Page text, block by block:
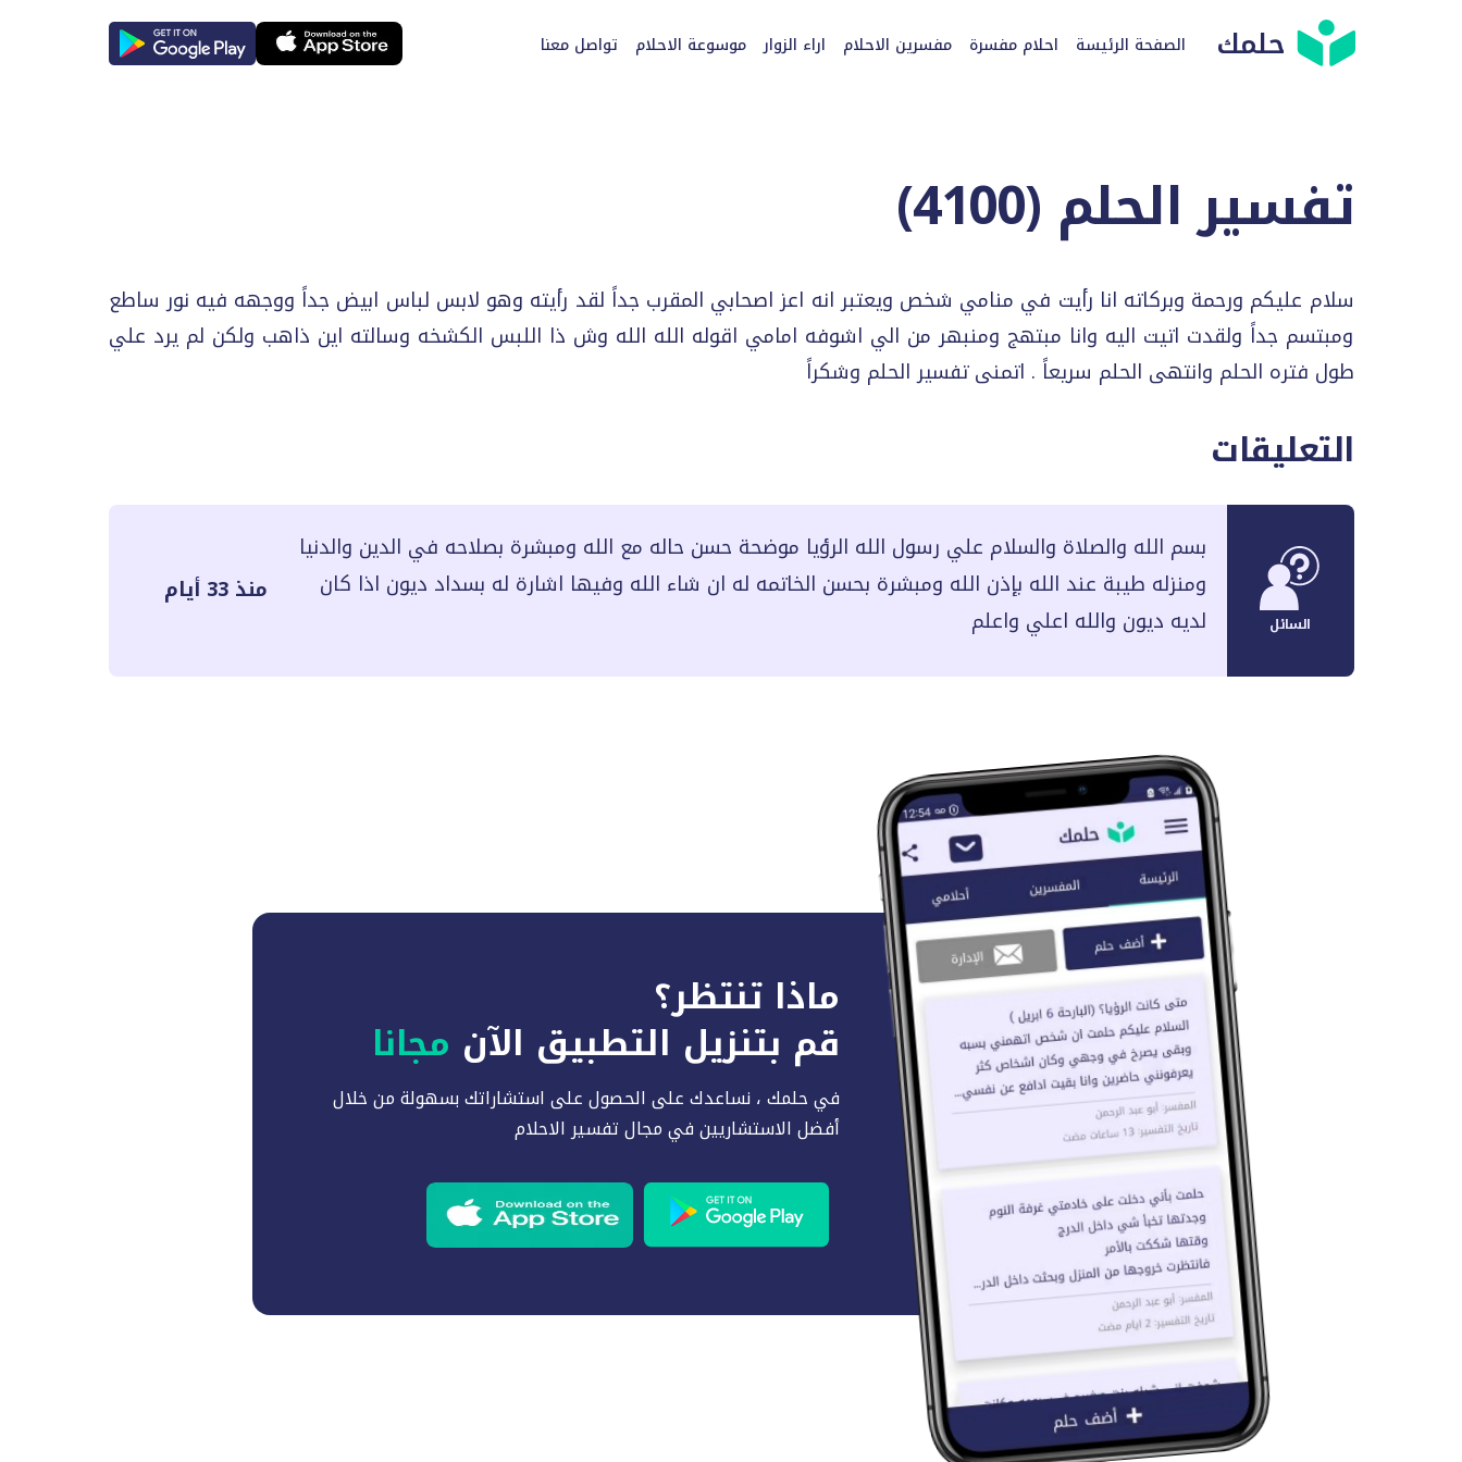
حلمك الصفحة الرئيسة احلام مفسرة مفسرين الاحلام اراء الزوار موسوعة الاحلام تواصل معنا
تفسير الحلم (4100
)
سلام عليكم ورحمة وبركاته انا رأيت في منامي شخص ويعتبر انه اعز اصحابي المقرب جداً لقد رأيته وهو لابس لباس ابيض جداً ووجهه فيه نور ساطع
ومبتسم جداً ولقدت اتيت اليه وانا مبتهج ومنبهر من الي اشوفه امامي اقوله الله الله وش ذا اللبس الكشخه وسالته اين ذاهب ولكن لم يرد علي
طول فتره الحلم وانتهى الحلم سريعاً . اتمنى تفسير الحلم وشكراً
التعليقات
السائل
بسم الله والصلاة والسلام علي رسول الله الرؤيا موضحة حسن حاله مع الله ومبشرة بصلاحه في الدين والدنيا
ومنزله طيبة عند الله بإذن الله ومبشرة بحسن الخاتمه له ان شاء الله وفيها اشارة له بسداد ديون اذا كان
لديه ديون والله اعلي واعلم
منذ 33 أيام
ماذا تنتظر؟
قم بتنزيل التطبيق الآن مجانا
في حلمك ، نساعدك على الحصول على استشاراتك بسهولة من خلال
أفضل الاستشاريين في مجال تفسير الاحلام